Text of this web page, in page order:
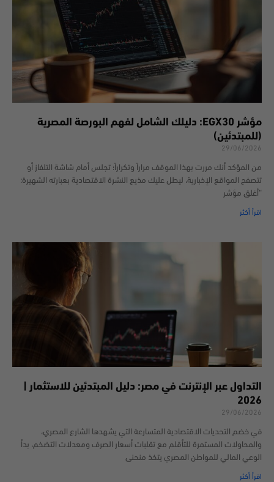
مؤشر EGX30: دليلك الشامل لفهم البورصة المصرية
(للمبتدئين)
29/06/2026
من المؤكد أنك مررت بهذا الموقف مراراً وتكراراً؛ تجلس أمام شاشة التلفاز أو
تتصفح المواقع الإخبارية، ليطل عليك مذيع النشرة الاقتصادية بعبارته الشهيرة:
“أغلق مؤشر
اقرأ أكثر
التداول عبر الإنترنت في مصر: دليل المبتدئين للاستثمار |
2026
29/06/2026
في خضم التحديات الاقتصادية المتسارعة التي يشهدها الشارع المصري،
والمحاولات المستمرة للتأقلم مع تقلبات أسعار الصرف ومعدلات التضخم، بدأ
الوعي المالي للمواطن المصري يتخذ منحنى
اقرأ أكثر